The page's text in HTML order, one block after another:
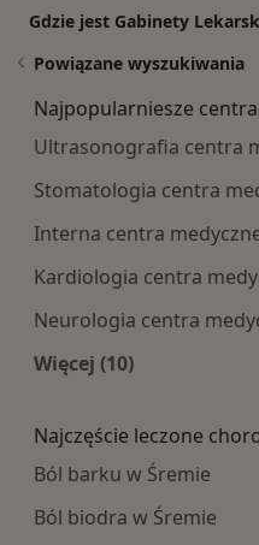
Gdzie jest Gabinety
Powiązane wyszukiwania
Najpopularniesze
Ultrasonografia centra
Stomatologia centra
Interna centra
Kardiologia centra
Neurologia centra
Więcej (10)
Najczęście leczone
Ból barku w Śremie
Ból biodra w Śremie